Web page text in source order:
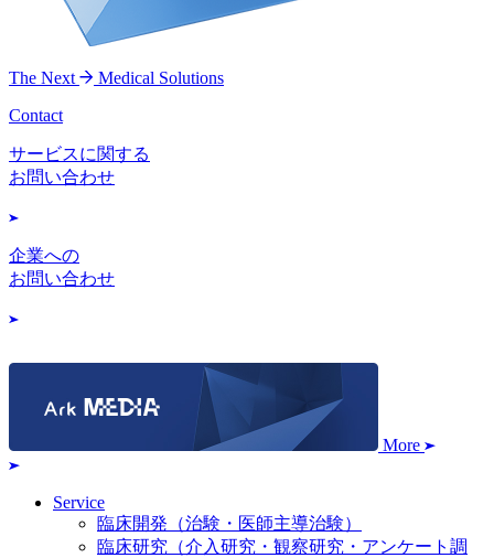
The Next
Medical Solutions
Contact
サービスに関する
お問い合わせ
企業への
お問い合わせ
More
Service
臨床開発（治験・医師主導治験）
臨床研究（介入研究・観察研究・アンケート調